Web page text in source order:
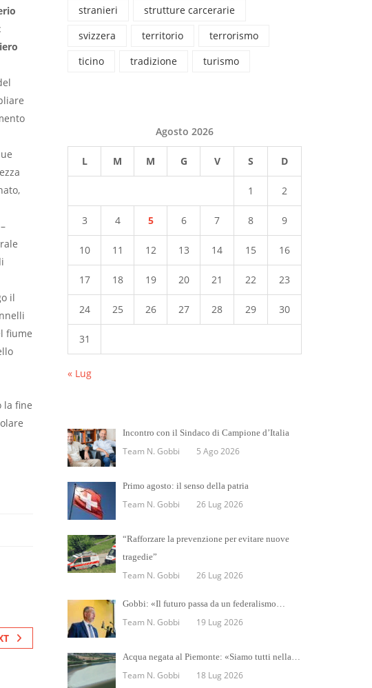
il
fiume
la fine
stranieri
strutture carcerarie
svizzera
territorio
terrorismo
ticino
tradizione turismo
Agosto 2026
L M M G V S D
1 2
3 4 5 6 7 8 9
10 11 12 13 14 15 16
17 18 19 20 21 22 23
24 25 26 27 28 29 30
31
« Lug
Incontro con il Sindaco di Campione d’Italia
Team N. Gobbi 5 Ago 2026
Primo agosto: il senso della patria
Team N. Gobbi 26 Lug 2026
“Rafforzare la prevenzione per evitare nuove
tragedie”
Team N. Gobbi 26 Lug 2026
Gobbi: «Il futuro passa da un federalismo…
Team N. Gobbi 19 Lug 2026
Acqua negata al Piemonte: «Siamo tutti nella…
Team N. Gobbi 18 Lug 2026